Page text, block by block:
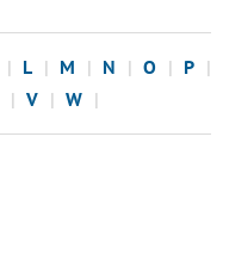
L M N O
P
V W